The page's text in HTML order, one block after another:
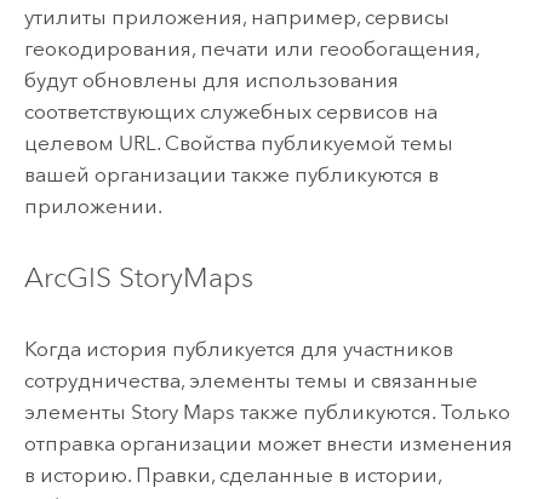
утилиты приложения, например, сервисы
геокодирования, печати или геообогащения,
будут обновлены для использования
соответствующих служебных сервисов на
целевом URL. Свойства публикуемой темы
вашей организации также публикуются в
приложении.
ArcGIS StoryMaps
Когда история публикуется для участников
сотрудничества, элементы темы и связанные
элементы Story Maps также публикуются. Только
отправка организации может внести изменения
в историю. Правки, сделанные в истории,